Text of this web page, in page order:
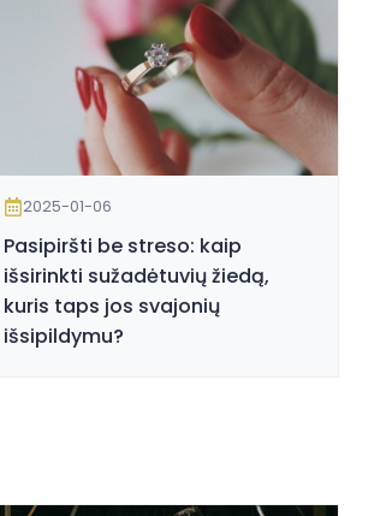
2025-01-06
Pasipiršti be streso: kaip
išsirinkti sužadėtuvių žiedą,
kuris taps jos svajonių
išsipildymu?